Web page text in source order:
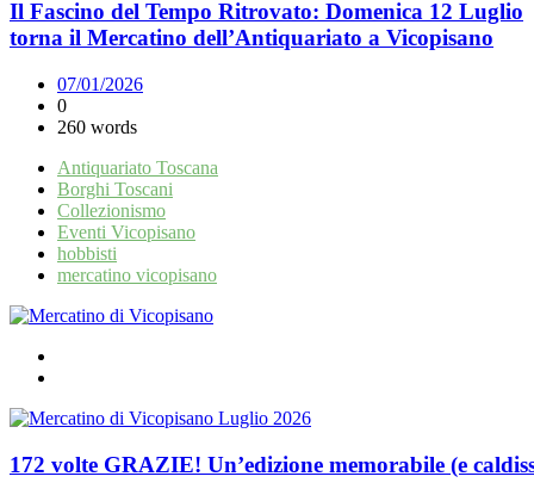
Il Fascino del Tempo Ritrovato: Domenica 12 Luglio
torna il Mercatino dell’Antiquariato a Vicopisano
07/01/2026
0
260 words
Antiquariato Toscana
Borghi Toscani
Collezionismo
Eventi Vicopisano
hobbisti
mercatino vicopisano
172 volte GRAZIE! Un’edizione memorabile (e